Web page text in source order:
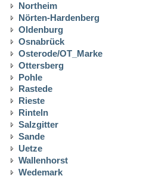
Northeim
Nörten-Hardenberg
Oldenburg
Osnabrück
Osterode/OT_Marke
Ottersberg
Pohle
Rastede
Rieste
Rinteln
Salzgitter
Sande
Uetze
Wallenhorst
Wedemark